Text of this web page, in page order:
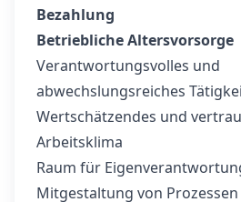
Bezahlung
Betriebliche Altersvorsorge
Verantwortungsvolles und
abwechslungsreiches
Wertschätzendes und
Arbeitsklima
Raum für
Mitgestaltung von Prozessen